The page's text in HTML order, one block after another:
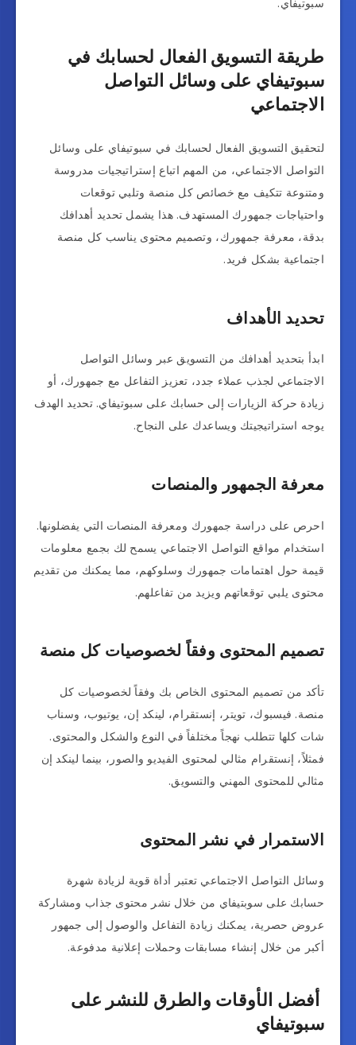
سبوتيفاي.
طريقة التسويق الفعال لحسابك في
سبوتيفاي على وسائل التواصل
الاجتماعي
لتحقيق التسويق الفعال لحسابك في سبوتيفاي على وسائل
التواصل الاجتماعي، من المهم اتباع إستراتيجيات مدروسة
ومتنوعة تتكيف مع خصائص كل منصة وتلبي توقعات
واحتياجات جمهورك المستهدف. هذا يشمل تحديد أهدافك
بدقة، معرفة جمهورك، وتصميم محتوى يناسب كل منصة
اجتماعية بشكل فريد.
تحديد الأهداف
ابدأ بتحديد أهدافك من التسويق عبر وسائل التواصل
الاجتماعي لجذب عملاء جدد، تعزيز التفاعل مع جمهورك، أو
زيادة حركة الزيارات إلى حسابك على سبوتيفاي. تحديد الهدف
يوجه استراتيجيتك ويساعدك على النجاح.
معرفة الجمهور والمنصات
احرص على دراسة جمهورك ومعرفة المنصات التي يفضلونها.
استخدام مواقع التواصل الاجتماعي يسمح لك بجمع معلومات
قيمة حول اهتمامات جمهورك وسلوكهم، مما يمكنك من تقديم
محتوى يلبي توقعاتهم ويزيد من تفاعلهم.
تصميم المحتوى وفقاً لخصوصيات كل منصة
تأكد من تصميم المحتوى الخاص بك وفقاً لخصوصيات كل
منصة. فيسبوك، تويتر، إنستقرام، لينكد إن، يوتيوب، وسناب
شات كلها تتطلب نهجاً مختلفاً في النوع والشكل والمحتوى.
فمثلاً، إنستقرام مثالي لمحتوى الفيديو والصور، بينما لينكد إن
مثالي للمحتوى المهني والتسويق.
الاستمرار في نشر المحتوى
وسائل التواصل الاجتماعي تعتبر أداة قوية لزيادة شهرة
حسابك على سوبتيفاي من خلال نشر محتوى جذاب ومشاركة
عروض حصرية، يمكنك زيادة التفاعل والوصول إلى جمهور
أكبر من خلال إنشاء مسابقات وحملات إعلانية مدفوعة.
أفضل الأوقات والطرق للنشر على
سبوتيفاي